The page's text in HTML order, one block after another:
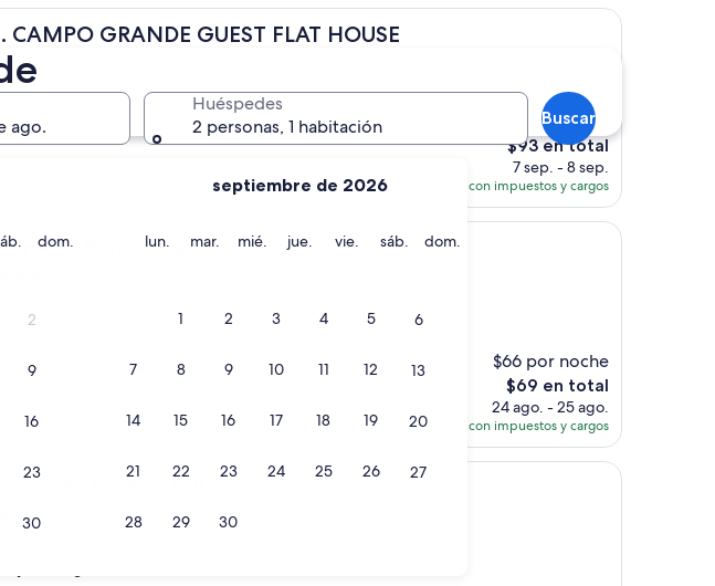
ago.
sábado
dom.
2
9
16
23
30
septiembre de 2026
lun. lunesmar. martes
mié. miércoles
jue. jueves
vie. viernes
sáb. sábado
dom.
1 2 3 4 5 6
7 8 9 10 11 12 13
14 15 16 17 18 19 20
21 22 23 24 25 26 27
28 29 30
Huéspedes
2 personas, 1 habitación
Buscar
CAMPO GRANDE GUEST FLAT HOUSE
GRANDE GUEST FLAT HOUSE
3.6 mi de Guanandi
$88 por noche
El
precio
actual
es
de
$93 en total
7 sep. - 8 sep.
Total con impuestos y cargos
Indaiá Park Hotel
Park Hotel
opiniones)
9.2/10 (845 opiniones)
$66 por noche
El
precio
actual
es
de
$69 en total
24 ago. - 25 ago.
Total con impuestos y cargos
HOTEL NORTE SUL